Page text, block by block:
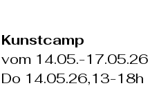
Kunstcamp
vom 14.05.-17.05.26
Do 14.05.26,13-18h